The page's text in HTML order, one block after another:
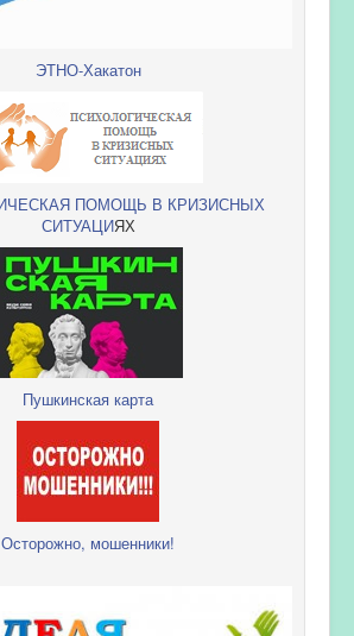
ЭТНО-Хакатон
ПОМОЩЬ В КРИЗИСНЫХ
СИТУАЦИЯХ
Пушкинская карта
Осторожно, мошенники!